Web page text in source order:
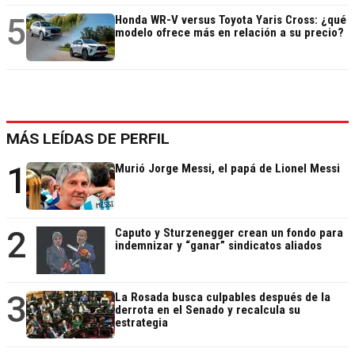
5
Honda WR-V versus Toyota Yaris Cross: ¿qué
modelo ofrece más en relación a su precio?
MÁS LEÍDAS DE PERFIL
1 Murió Jorge Messi, el papá de Lionel Messi
2
Caputo y Sturzenegger crean un fondo para
indemnizar y “ganar” sindicatos aliados
3
La Rosada busca culpables después de la
derrota en el Senado y recalcula su
estrategia